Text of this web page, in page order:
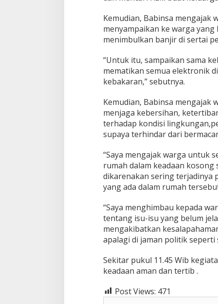
Kemudian, Babinsa mengajak
menyampaikan ke warga
menimbulkan banjir di sertai
“Untuk itu, sampaikan sama
mematikan semua elektronik
kebakaran,” sebutnya.
Kemudian, Babinsa mengajak
menjaga kebersihan,
terhadap kondisi
supaya terhindar dari
“Saya mengajak warga untuk
rumah dalam keadaan
dikarenakan sering terjadinya
yang ada dalam rumah
“Saya menghimbau kepada
tentang isu-isu yang belum
mengakibatkan
apalagi di jaman politik seperti
Sekitar pukul 11.45 Wib
keadaan aman dan tertib .
Post Views: 471